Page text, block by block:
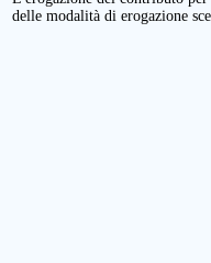
delle modalità di erogazione